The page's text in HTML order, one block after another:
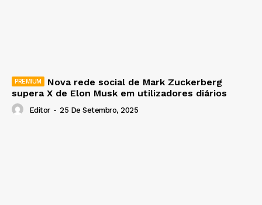
Nova rede social de Mark Zuckerberg
supera X de Elon Musk em utilizadores diários
Editor - 25 De Setembro, 2025